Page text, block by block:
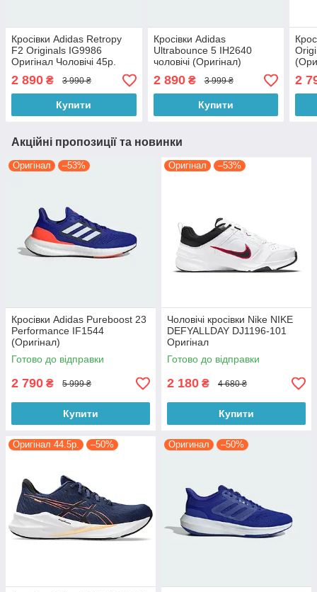
Кросівки Adidas Retropy
F2 Originals IG9986
Оригінал Чоловічі 45р.
2 890 ₴ 3 990 ₴
Купити
Кросівки Adidas
Ultrabounce 5 IH2640
чоловічі (Оригінал)
2 890₴ 3 999 ₴
Купити
2
Акційні пропозиції та новинки
Оригінал –53%
Кросівки Adidas Pureboost 23
Performance IF1544
(Оригінал)
Готово до відправки
2 790 ₴ 5 999 ₴
Купити
Оригінал –53%
Чоловічі кросівки Nike NIKE
DEFYALLDAY DJ1196-101
Оригінал
Готово до відправки
2 180 ₴ 4 680 ₴
Купити
Оригінал 44.5р. –50% Оригинал –50%